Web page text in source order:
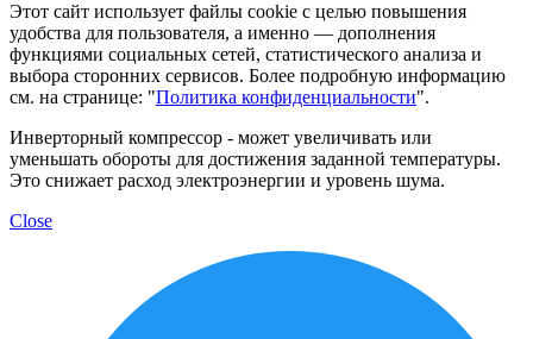
Этот сайт использует файлы cookie с целью повышения
удобства для пользователя, а именно — дополнения
функциями социальных сетей, статистического анализа и
выбора сторонних сервисов. Более подробную информацию
см. на странице: "Политика конфиденциальности".
Инверторный компрессор - может увеличивать или
уменьшать обороты для достижения заданной температуры.
Это снижает расход электроэнергии и уровень шума.
Close